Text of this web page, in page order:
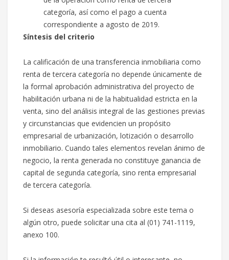
categoría, así como el pago a cuenta
correspondiente a agosto de 2019.
Síntesis del criterio
La calificación de una transferencia inmobiliaria como
renta de tercera categoría no depende únicamente de
la formal aprobación administrativa del proyecto de
habilitación urbana ni de la habitualidad estricta en la
venta, sino del análisis integral de las gestiones previas
y circunstancias que evidencien un propósito
empresarial de urbanización, lotización o desarrollo
inmobiliario. Cuando tales elementos revelan ánimo de
negocio, la renta generada no constituye ganancia de
capital de segunda categoría, sino renta empresarial
de tercera categoría.
Si deseas asesoría especializada sobre este tema o
algún otro, puede solicitar una cita al (01) 741-1119,
anexo 100.